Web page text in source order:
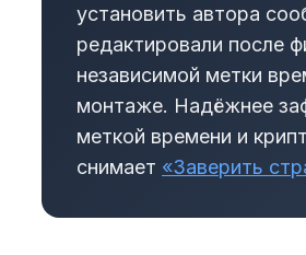
установить автора
редактировали после
независимой метки
монтаже. Надёжнее
меткой времени и
снимает «Заверить